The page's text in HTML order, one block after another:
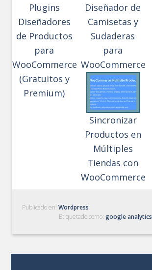
Plugins
Diseñadores
de Productos
para
WooCommerce
(Gratuitos y
Premium)
Diseñador de
Camisetas y
Sudaderas
para
WooCommerce
Sincronizar
Productos en
Múltiples
Tiendas con
WooCommerce
Publicado en:Wordpress
Etiquetado como: google analytics